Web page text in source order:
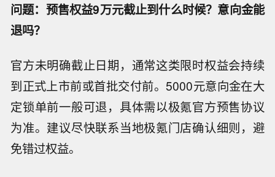
问题：预售权益9万元截止到什么时候？意向金能
退吗？
官方未明确截止日期，通常这类限时权益会持续
到正式上市前或首批交付前。5000元意向金在大
定锁单前一般可退，具体需以极氪官方预售协议
为准。建议尽快联系当地极氪门店确认细则，避
免错过权益。